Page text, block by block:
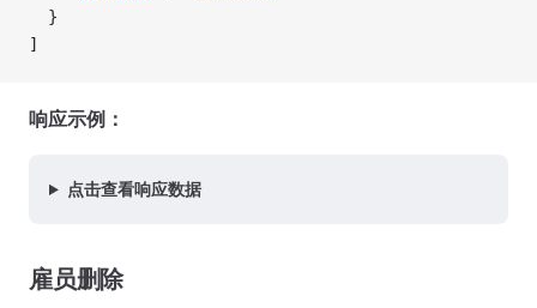
  }
]
响应示例：
点击查看响应数据
雇员删除